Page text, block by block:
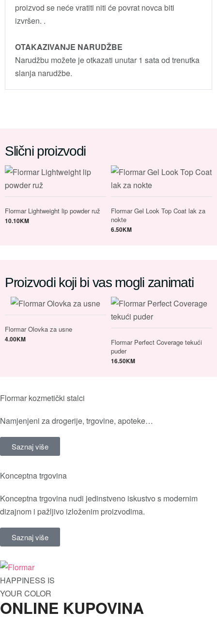
proizvod se neće vratiti niti će povrat novca biti
izvršen. .
OTAKAZIVANJE NARUDŽBE
Narudžbu možete je otkazati unutar 1 sata od trenutka
slanja narudžbe.
Slični proizvodi
Flormar Lightweight lip powder ruž
10.10KM
Flormar Gel Look Top Coat lak za
nokte
6.50KM
Proizvodi koji bi vas mogli zanimati
Flormar Olovka za usne
4.00KM
Flormar Perfect Coverage tekući
puder
16.50KM
Flormar kozmetički stalci
Namjenjeni za drogerije, trgovine, apoteke…
Saznaj više
Konceptna trgovina
Konceptna trgovina nudi jedinstveno iskustvo s modernim
dizajnom i pažljivo izloženim proizvodima.
Saznaj više
HAPPINESS IS
YOUR COLOR
ONLINE KUPOVINA